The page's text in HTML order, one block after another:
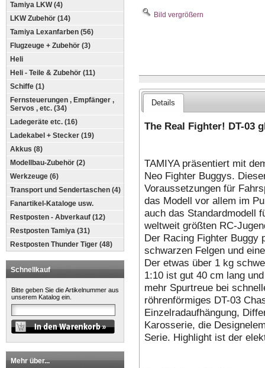
Tamiya LKW (4)
LKW Zubehör (14)
Tamiya Lexanfarben (56)
Flugzeuge + Zubehör (3)
Heli
Heli - Teile & Zubehör (11)
Schiffe (1)
Fernsteuerungen , Empfänger ,
Servos , etc. (34)
Ladegeräte etc. (16)
Ladekabel + Stecker (19)
Akkus (8)
Modellbau-Zubehör (2)
Werkzeuge (6)
Transport und Sendertaschen (4)
Fanartikel-Kataloge usw.
Restposten - Abverkauf (12)
Restposten Tamiya (31)
Restposten Thunder Tiger (48)
Schnellkauf
Bitte geben Sie die Artikelnummer aus
unserem Katalog ein.
Mehr über...
Bild vergrößern
Details
The Real Fighter! DT-03
TAMIYA präsentiert mit
Neo Fighter Buggys.
Voraussetzungen für
das Modell vor allem im
auch das Standardmodell
weltweit größten RC-
Der Racing Fighter Buggy
schwarzen Felgen und
Der etwas über 1 kg
1:10 ist gut 40 cm lang
mehr Spurtreue bei
röhrenförmiges DT-03
Einzelradaufhängung,
Karosserie, die
Serie. Highlight ist der